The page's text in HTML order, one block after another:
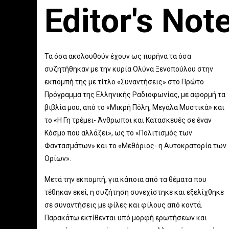
Editor's
Τα όσα ακολουθούν έχουν ως πυρήνα τα όσα
συζητήθηκαν με την κυρία Ολύνα Ξενοπούλου στην
εκπομπή της με τίτλο «Συναντήσεις» στο Πρώτο
Πρόγραμμα της Ελληνικής Ραδιοφωνίας, με αφορμή τα
βιβλία μου, από το «Μικρή Πόλη, Μεγάλα Μυστικά» και
το «Η Γη τρέμει- Άνθρωποι και Κατασκευές σε έναν
Κόσμο που αλλάζει», ως το «Πολιτισμός των
Φαντασμάτων» και το «Μεθόριος- η Αυτοκρατορία των
Ορίων».
Μετά την εκπομπή, για κάποια από τα θέματα που
τέθηκαν εκεί, η συζήτηση συνεχίστηκε και εξελίχθηκε
σε συναντήσεις με φίλες και φίλους από κοντά.
Παρακάτω εκτίθενται υπό μορφή ερωτήσεων και